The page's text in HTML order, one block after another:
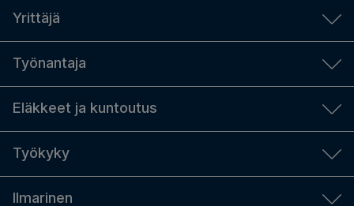
Yrittäjä
YEL-työtulo
Työnantaja
Sopimustyönantaja vai tilapäinen työnantaja
Eläkkeet ja kuntoutus
Eläkkeen maksaminen
Työkyky
Ilmarinen